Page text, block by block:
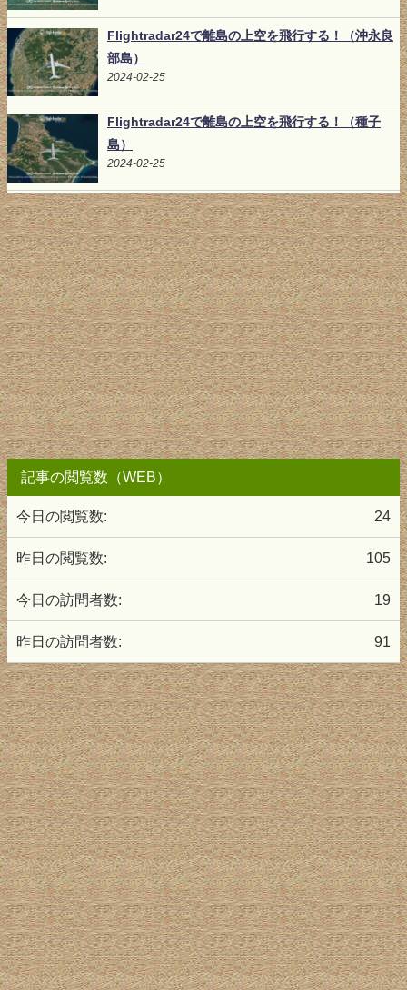
Flightradar24で離島の上空を飛行する！（沖永良
部島）
2024-02-25
Flightradar24で離島の上空を飛行する！（種子
島）
2024-02-25
記事の閲覧数（WEB）
24
今日の閲覧数:
105
昨日の閲覧数:
19
今日の訪問者数:
91
昨日の訪問者数: